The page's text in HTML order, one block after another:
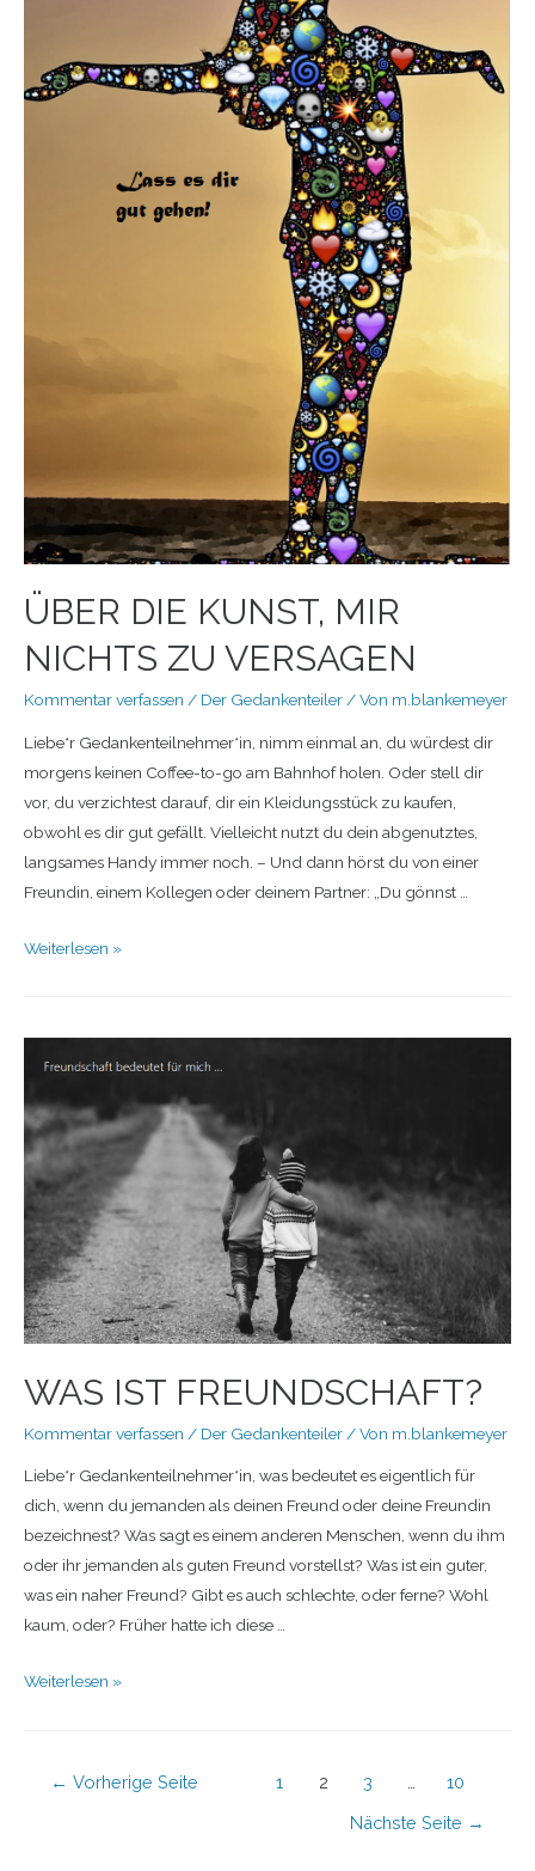
ÜBER DIE KUNST, MIR
NICHTS ZU VERSAGEN
Kommentar verfassen / Der Gedankenteiler / Von m.blankemeyer
Liebe*r Gedankenteilnehmer*in, nimm einmal an, du würdest dir
morgens keinen Coffee-to-go am Bahnhof holen. Oder stell dir
vor, du verzichtest darauf, dir ein Kleidungsstück zu kaufen,
obwohl es dir gut gefällt. Vielleicht nutzt du dein abgenutztes,
langsames Handy immer noch. – Und dann hörst du von einer
Freundin, einem Kollegen oder deinem Partner: „Du gönnst …
Weiterlesen »
WAS IST FREUNDSCHAFT?
Kommentar verfassen / Der Gedankenteiler / Von m.blankemeyer
Liebe*r Gedankenteilnehmer*in, was bedeutet es eigentlich für
dich, wenn du jemanden als deinen Freund oder deine Freundin
bezeichnest? Was sagt es einem anderen Menschen, wenn du ihm
oder ihr jemanden als guten Freund vorstellst? Was ist ein guter,
was ein naher Freund? Gibt es auch schlechte, oder ferne? Wohl
kaum, oder? Früher hatte ich diese …
Weiterlesen »
← Vorherige Seite 1 2 3 10
Nächste Seite →